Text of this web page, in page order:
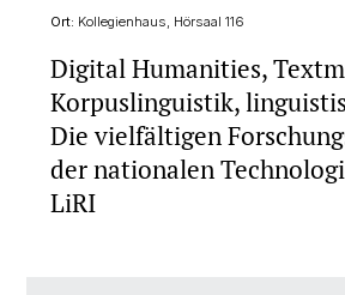
Ort: Kollegienhaus, Hörsaal 116
Digital Humanities,
Korpuslinguistik,
Die vielfältigen
der nationalen
LiRI